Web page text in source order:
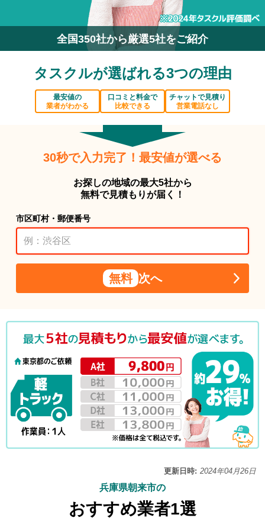
全国350社から厳選5社をご紹介
タスクルが選ばれる3つの理由
最安値の
業者がわかる
口コミと料金で
比較できる
チャットで見積り
営業電話なし
30秒で入力完了！最安値が選べる
お探しの地域の最大5社から
無料で見積もりが届く！
市区町村・郵便番号
無料 次へ
更新日時: 2024年04月26日
兵庫県朝来市の
おすすめ業者1選